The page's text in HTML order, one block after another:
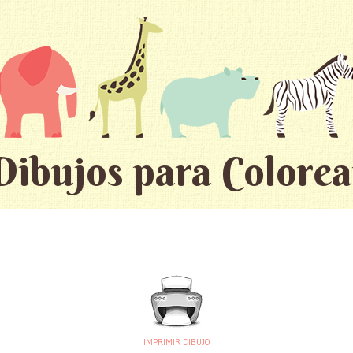
para
IMPRIMIR DIBUJO